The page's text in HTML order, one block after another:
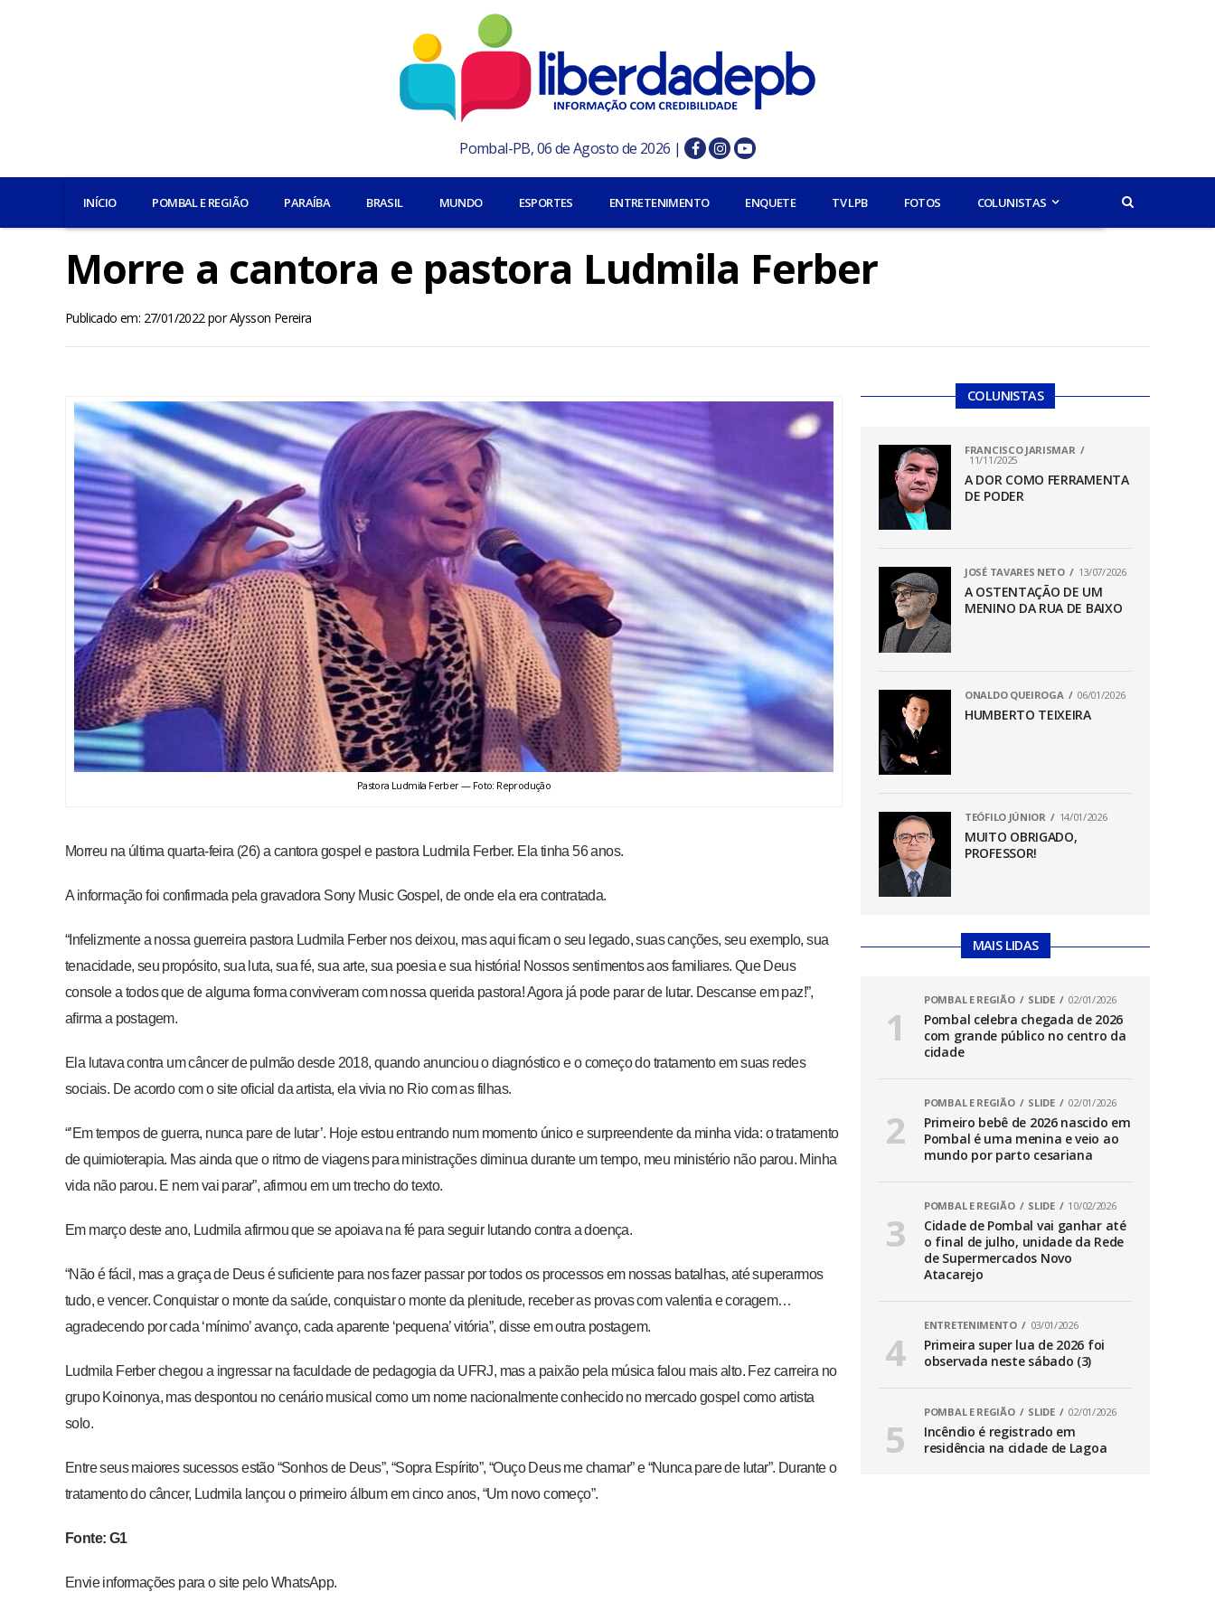
Pombal-PB, 06 de Agosto de 2026 |
INÍCIO POMBAL E REGIÃO PARAÍBA BRASIL MUNDO ESPORTES ENTRETENIMENTO ENQUETE TV LPB FOTOS COLUNISTAS
Morre a cantora e pastora Ludmila Ferber
Publicado em: 27/01/2022porAlysson Pereira
Pastora Ludmila Ferber — Foto: Reprodução
Morreu na última quarta-feira (26) a cantora gospel e pastora Ludmila Ferber. Ela tinha 56 anos.
A informação foi confirmada pela gravadora Sony Music Gospel, de onde ela era contratada.
“Infelizmente a nossa guerreira pastora Ludmila Ferber nos deixou, mas aqui ficam o seu legado, suas canções, seu exemplo, sua
tenacidade, seu propósito, sua luta, sua fé, sua arte, sua poesia e sua história! Nossos sentimentos aos familiares. Que Deus
console a todos que de alguma forma conviveram com nossa querida pastora! Agora já pode parar de lutar. Descanse em paz!”,
afirma a postagem.
Ela lutava contra um câncer de pulmão desde 2018, quando anunciou o diagnóstico e o começo do tratamento em suas redes
sociais. De acordo com o site oficial da artista, ela vivia no Rio com as filhas.
“’Em tempos de guerra, nunca pare de lutar’. Hoje estou entrando num momento único e surpreendente da minha vida: o tratamento
de quimioterapia. Mas ainda que o ritmo de viagens para ministrações diminua durante um tempo, meu ministério não parou. Minha
vida não parou. E nem vai parar”, afirmou em um trecho do texto.
Em março deste ano, Ludmila afirmou que se apoiava na fé para seguir lutando contra a doença.
“Não é fácil, mas a graça de Deus é suficiente para nos fazer passar por todos os processos em nossas batalhas, até superarmos
tudo, e vencer. Conquistar o monte da saúde, conquistar o monte da plenitude, receber as provas com valentia e coragem…
agradecendo por cada ‘mínimo’ avanço, cada aparente ‘pequena’ vitória”, disse em outra postagem.
Ludmila Ferber chegou a ingressar na faculdade de pedagogia da UFRJ, mas a paixão pela música falou mais alto. Fez carreira no
grupo Koinonya, mas despontou no cenário musical como um nome nacionalmente conhecido no mercado gospel como artista
solo.
Entre seus maiores sucessos estão “Sonhos de Deus”, “Sopra Espírito”, “Ouço Deus me chamar” e “Nunca pare de lutar”. Durante o
tratamento do câncer, Ludmila lançou o primeiro álbum em cinco anos, “Um novo começo”.
Fonte: G1
Envie informações para o site pelo WhatsApp.
COLUNISTAS
FRANCISCO JARISMAR
11/11/2025
A DOR COMO FERRAMENTA
DE PODER
JOSÉ TAVARES NETO 13/07/2026
A OSTENTAÇÃO DE UM
MENINO DA RUA DE BAIXO
ONALDO QUEIROGA 06/01/2026
HUMBERTO TEIXEIRA
TEÓFILO JÚNIOR 14/01/2026
MUITO OBRIGADO,
PROFESSOR!
MAIS LIDAS
POMBAL E REGIÃO SLIDE 02/01/2026
Pombal celebra chegada de 2026
com grande público no centro da
cidade
POMBAL E REGIÃO SLIDE 02/01/2026
Primeiro bebê de 2026 nascido em
Pombal é uma menina e veio ao
mundo por parto cesariana
POMBAL E REGIÃO SLIDE 10/02/2026
Cidade de Pombal vai ganhar até
o final de julho, unidade da Rede
de Supermercados Novo
Atacarejo
ENTRETENIMENTO 03/01/2026
Primeira super lua de 2026 foi
observada neste sábado (3)
POMBAL E REGIÃO SLIDE 02/01/2026
Incêndio é registrado em
residência na cidade de Lagoa